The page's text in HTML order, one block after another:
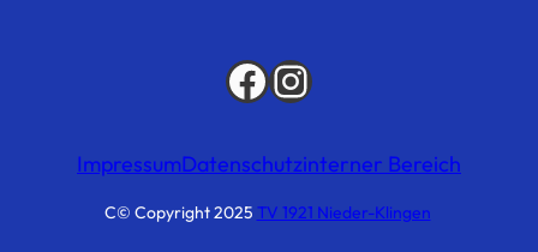
Facebook
Instagram
ImpressumDatenschutzinterner Bereich
C© Copyright 2025 TV 1921 Nieder-Klingen